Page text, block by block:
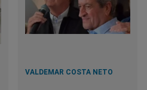
VALDEMAR COSTA NETO